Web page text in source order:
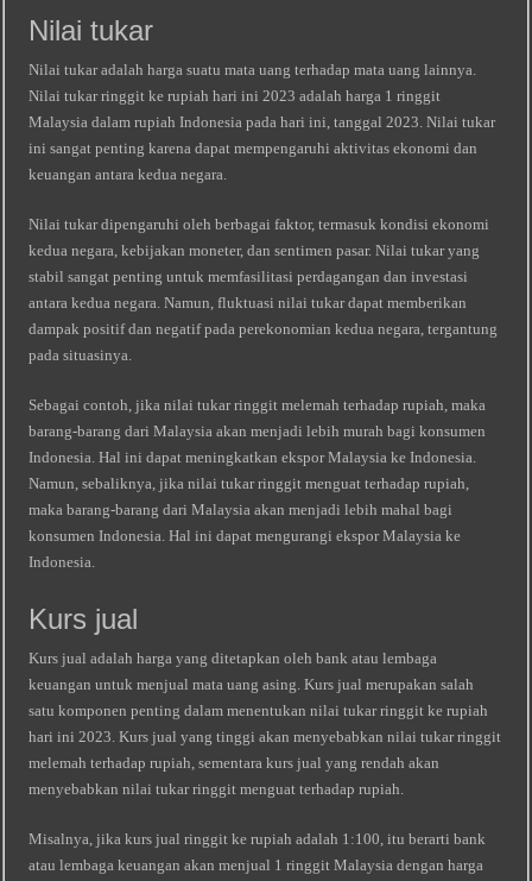
Nilai tukar
Nilai tukar adalah harga suatu mata uang terhadap mata uang lainnya.
Nilai tukar ringgit ke rupiah hari ini 2023 adalah harga 1 ringgit
Malaysia dalam rupiah Indonesia pada hari ini, tanggal 2023. Nilai tukar
ini sangat penting karena dapat mempengaruhi aktivitas ekonomi dan
keuangan antara kedua negara.
Nilai tukar dipengaruhi oleh berbagai faktor, termasuk kondisi ekonomi
kedua negara, kebijakan moneter, dan sentimen pasar. Nilai tukar yang
stabil sangat penting untuk memfasilitasi perdagangan dan investasi
antara kedua negara. Namun, fluktuasi nilai tukar dapat memberikan
dampak positif dan negatif pada perekonomian kedua negara, tergantung
pada situasinya.
Sebagai contoh, jika nilai tukar ringgit melemah terhadap rupiah, maka
barang-barang dari Malaysia akan menjadi lebih murah bagi konsumen
Indonesia. Hal ini dapat meningkatkan ekspor Malaysia ke Indonesia.
Namun, sebaliknya, jika nilai tukar ringgit menguat terhadap rupiah,
maka barang-barang dari Malaysia akan menjadi lebih mahal bagi
konsumen Indonesia. Hal ini dapat mengurangi ekspor Malaysia ke
Indonesia.
Kurs jual
Kurs jual adalah harga yang ditetapkan oleh bank atau lembaga
keuangan untuk menjual mata uang asing. Kurs jual merupakan salah
satu komponen penting dalam menentukan nilai tukar ringgit ke rupiah
hari ini 2023. Kurs jual yang tinggi akan menyebabkan nilai tukar ringgit
melemah terhadap rupiah, sementara kurs jual yang rendah akan
menyebabkan nilai tukar ringgit menguat terhadap rupiah.
Misalnya, jika kurs jual ringgit ke rupiah adalah 1:100, itu berarti bank
atau lembaga keuangan akan menjual 1 ringgit Malaysia dengan harga